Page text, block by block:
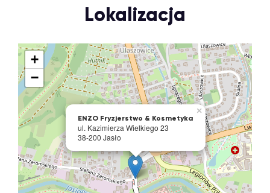
Lokalizacja
ENZO Fryzjerstwo & Kosmetyka
ul. Kazimierza Wielkiego 23
38-200 Jasło
×
+
−